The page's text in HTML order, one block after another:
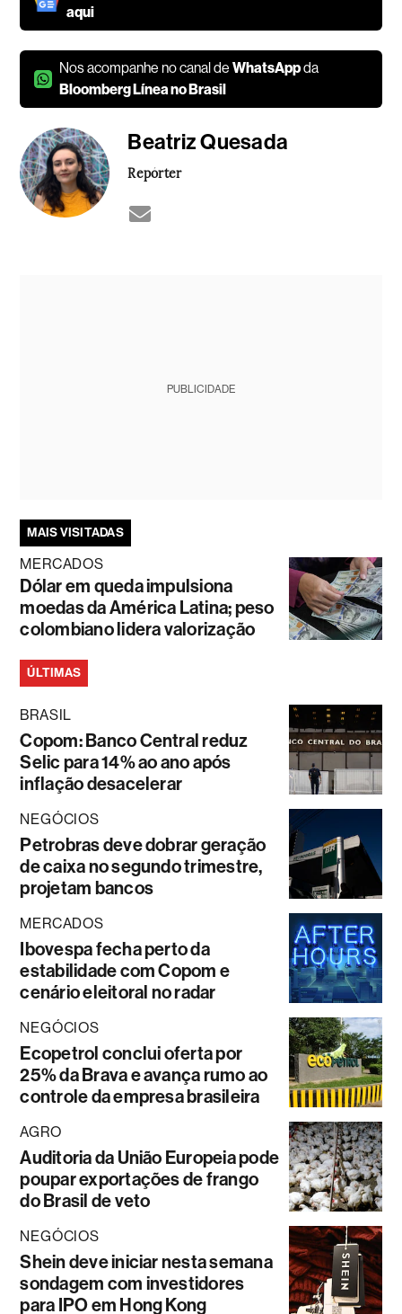
aqui
Nos acompanhe no canal deWhatsAppda
Bloomberg Línea no Brasil
Beatriz Quesada
Repórter
PUBLICIDADE
MAIS VISITADAS
MERCADOS
Dólar em queda impulsiona
moedas da América Latina; peso
colombiano lidera valorização
ÚLTIMAS
BRASIL
Copom: Banco Central reduz
Selic para 14% ao ano após
inflação desacelerar
NEGÓCIOS
Petrobras deve dobrar geração
de caixa no segundo trimestre,
projetam bancos
MERCADOS
Ibovespa fecha perto da
estabilidade com Copom e
cenário eleitoral no radar
NEGÓCIOS
Ecopetrol conclui oferta por
25% da Brava e avança rumo ao
controle da empresa brasileira
AGRO
Auditoria da União Europeia pode
poupar exportações de frango
do Brasil de veto
NEGÓCIOS
Shein deve iniciar nesta semana
sondagem com investidores
para IPO em Hong Kong